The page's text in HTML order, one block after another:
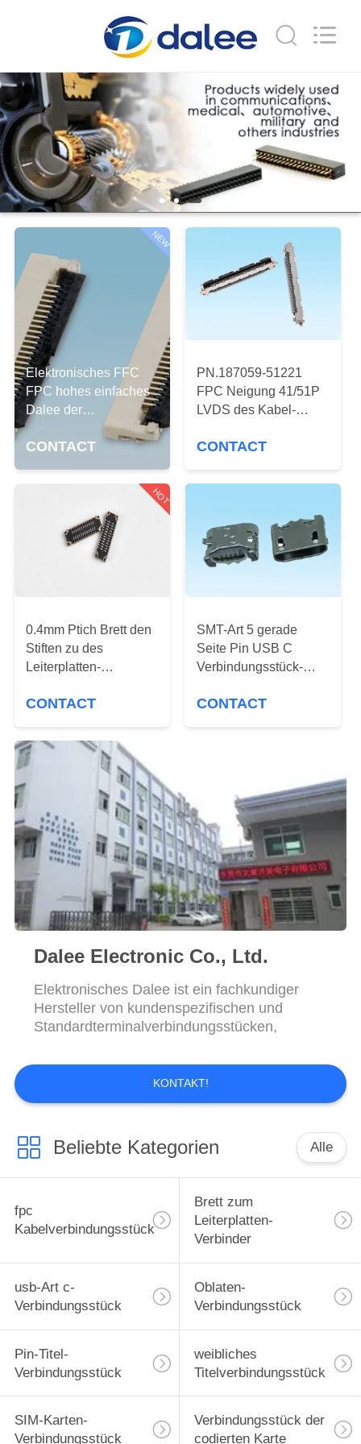
HAUS
PRODUKTE
ÜBER
UNS
FABRIK-
AUSFLUG
QUALITÄTSKONTROLLE
TRETEN
SIE
MIT
UNS
VERBINDUNG
EIN
ZITAT
NEWS
SITEMAP
PRIVACY
POLICY
ECER
NEW
Elektronisches FFC
FPC hohes einfaches
Dalee der
Verbindungsstück-
0.5mm Neigungs-
VORMONTIERTER Art
CONTACT
PN.187059-51221
FPC Neigung 41/51P
LVDS des Kabel-
0.5mm für HD-LCD-
CONTACT
HOT
0.4mm Ptich Brett den
Stiften zu des
Leiterplatten-
AXE524124 0.8mm
CONTACT
SMT-Art 5 gerade
Seite Pin USB C
Verbindungsstück-
intelligenten
CONTACT
Dalee Electronic Co., Ltd.
Elektronisches Dalee ist ein fachkundiger
Hersteller von kundenspezifischen und
Standardterminalverbindungsstücken,
KONTAKT!
Beliebte Kategorien Alle
fpc
Kabelverbindungsstück
Brett zum
Leiterplatten-
Verbinder
usb-Art c-
Verbindungsstück
Oblaten-
Verbindungsstück
Pin-Titel-
Verbindungsstück
weibliches
Titelverbindungsstück
SIM-Karten-
Verbindungsstück
Verbindungsstück der
codierten Karte